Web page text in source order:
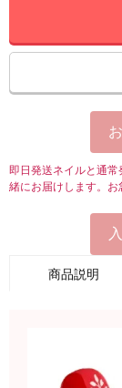
即日発送ネイルと通
緒にお届けします。お
商品説明